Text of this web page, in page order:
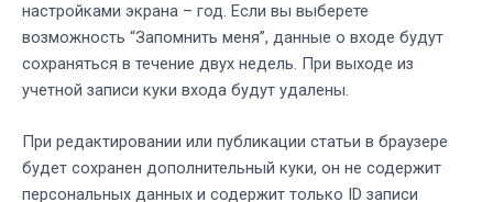
настройками экрана – год. Если вы выберете
возможность “Запомнить меня”, данные о входе будут
сохраняться в течение двух недель. При выходе из
учетной записи куки входа будут удалены.
При редактировании или публикации статьи в браузере
будет сохранен дополнительный куки, он не содержит
персональных данных и содержит только ID записи